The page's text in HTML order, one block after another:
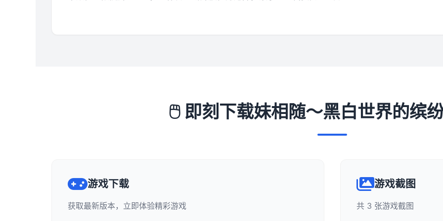
🖱️ 即刻下载妹相随～黑白世界的缤
游戏下载
获取最新版本，立即体验精彩游戏
游戏截图
共 3 张游戏截图